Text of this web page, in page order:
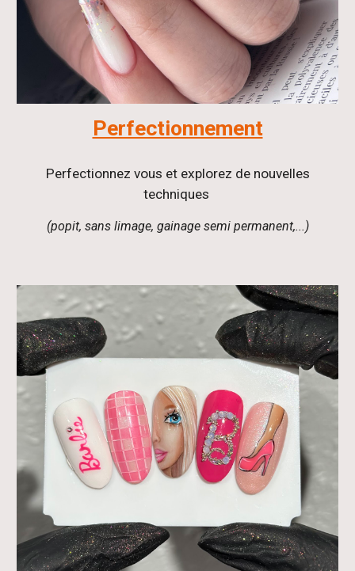
Perfectionnement
Perfectionnez vous et explorez de nouvelles
techniques
(popit, sans limage, gainage semi permanent,...)